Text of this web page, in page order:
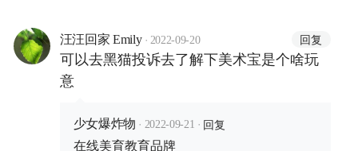
汪汪回家 Emily · 2022-09-20 回复
可以去黑猫投诉去了解下美术宝是个啥玩
意
少女爆炸物 · 2022-09-21 · 回复
在线美育教育品牌